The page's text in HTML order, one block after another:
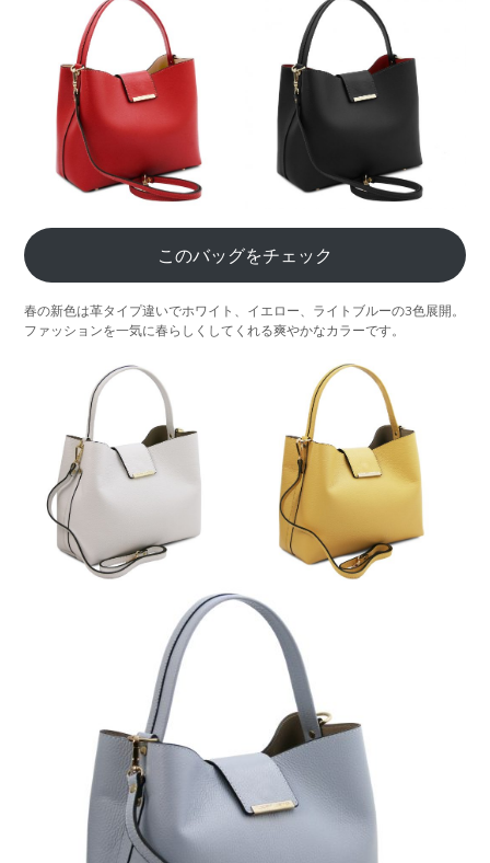
このバッグをチェック
春の新色は革タイプ違いでホワイト、イエロー、ライトブルーの3色展開。
ファッションを一気に春らしくしてくれる爽やかなカラーです。